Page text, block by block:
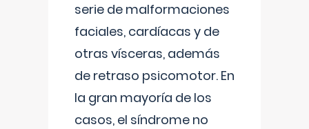
serie de malformaciones
faciales, cardíacas y de
otras vísceras, además
de retraso psicomotor. En
la gran mayoría de los
casos, el síndrome no